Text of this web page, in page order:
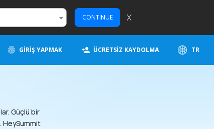
CONTINUE X
GIRIŞ YAPMAK ÜCRETSIZ KAYDOLMA TR
Güçlü bir
HeySummit